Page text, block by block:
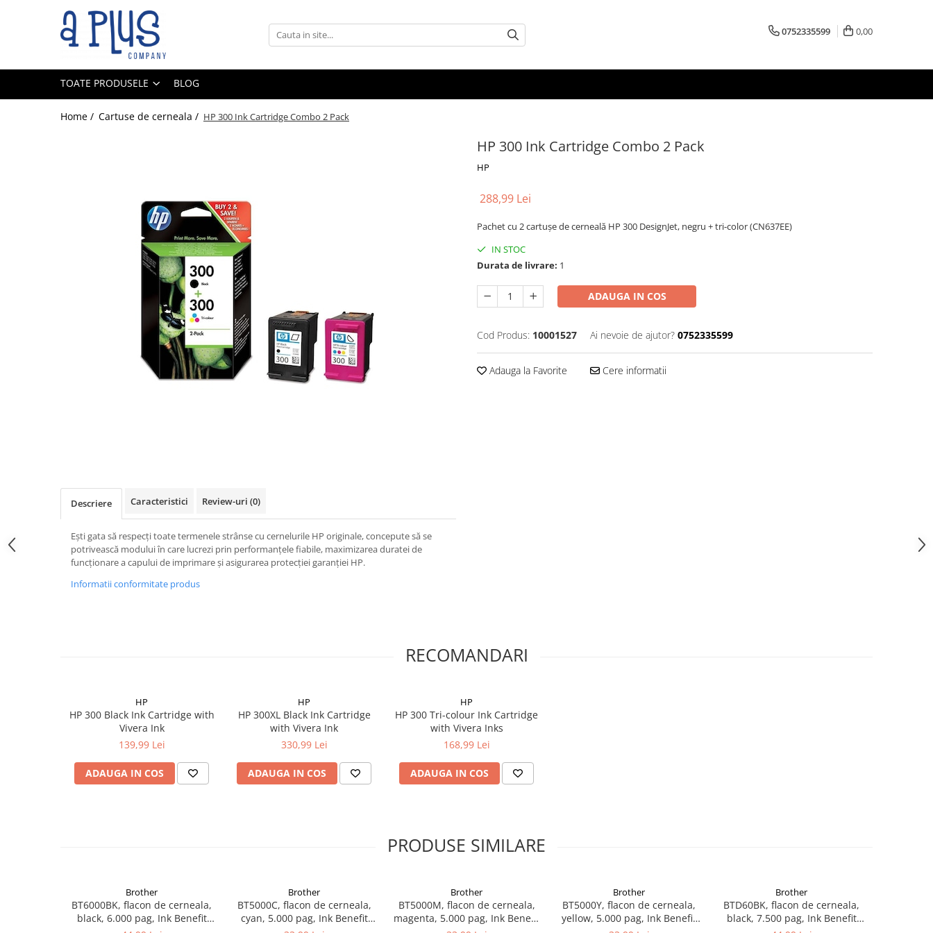
Toate Produsele
Cartuse toner
0752335599 0,00
TOATE PRODUSELE BLOG
Home / Cartuse de cerneala / HP 300 Ink Cartridge Combo 2 Pack
HP 300 Ink Cartridge Combo 2 Pack
HP
288,99 Lei
Pachet cu 2 cartuşe de cerneală HP 300 DesignJet, negru + tri-color (CN637EE)
IN STOC
Durata de livrare: 1
ADAUGA IN COS
Cod Produs: 10001527 Ai nevoie de ajutor? 0752335599
Adauga la Favorite Cere informatii
Descriere Caracteristici Review-uri (0)
Eşti gata să respecţi toate termenele strânse cu cernelurile HP originale, concepute să se
potrivească modului în care lucrezi prin performanţele fiabile, maximizarea duratei de
funcţionare a capului de imprimare şi asigurarea protecţiei garanţiei HP.
Informatii conformitate produs
RECOMANDARI
HP
HP 300 Black Ink Cartridge with
Vivera Ink
139,99 Lei
ADAUGA IN COS
HP
HP 300XL Black Ink Cartridge
with Vivera Ink
330,99 Lei
ADAUGA IN COS
HP
HP 300 Tri-colour Ink Cartridge
with Vivera Inks
168,99 Lei
ADAUGA IN COS
PRODUSE SIMILARE
Brother
BT6000BK, flacon de cerneala,
black, 6.000 pag, Ink Benefit
Brother
BT5000C, flacon de cerneala,
cyan, 5.000 pag, Ink Benefit
Brother
BT5000M, flacon de cerneala,
magenta, 5.000 pag, Ink Benefit
Brother
BT5000Y, flacon de cerneala,
yellow, 5.000 pag, Ink Benefit
Brother
BTD60BK, flacon de cerneala,
black, 7.500 pag, Ink Benefit